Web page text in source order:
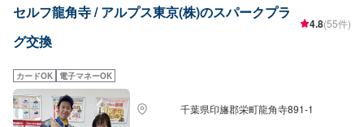
す。(要相談)納期は前後する場合がございます。予めご了承ください。-----代
車について-----無料の代車をご用意しています。お車の作業中は代車をご利用
ください。※代車の燃料代はお客様にご負担いただいております。-----ご来店
スは事務所前の空いているスペースに駐車してください。受付はスタッフへ
「メンテモで予約しました」とお伝えください。ご案内いたします。【定休
日・営業時間】定休日：日曜日、第2土曜日、祝日営業時間：8:30~18:00
セルフ龍角寺 / アルプス東京(株)のスパークプラ
グ交換
4.8(55件)
カードOK 電子マネーOK
千葉県印旛郡栄町龍角寺891-1